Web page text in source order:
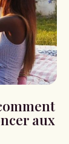
aux